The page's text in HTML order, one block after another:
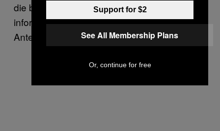
die bislang nicht ausreichend über Drogen
informiert wurden, hat auch der Staat seinen
Anteil.
Support for $2
See All Membership Plans
Or, continue for free